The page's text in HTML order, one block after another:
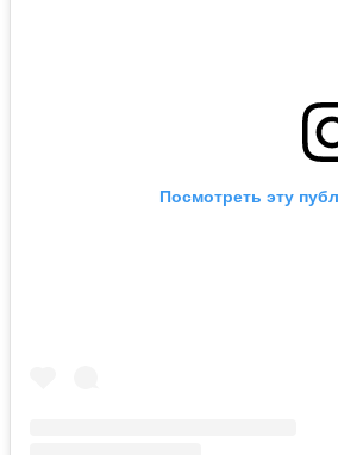
Посмотреть эту